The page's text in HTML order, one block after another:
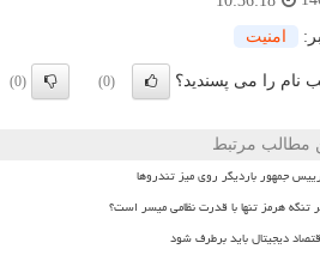
امنیت
نام را می پسندید؟ (0)
(0)
مطالب مرتبط
جمهور باردیگر روی میز تندروها
تنگه هرمز تنها با قدرت نظامی میسر است؟
دیجیتال باید برطرف شود